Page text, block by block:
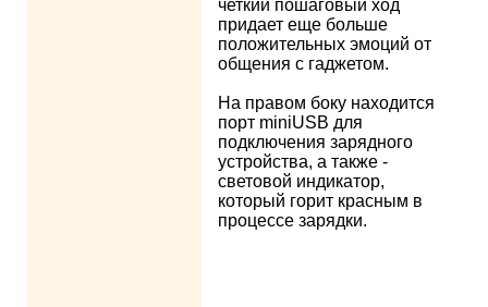
четкий пошаговый ход
придает еще больше
положительных эмоций от
общения с гаджетом.
На правом боку находится
порт miniUSB для
подключения зарядного
устройства, а также -
световой индикатор,
который горит красным в
процессе зарядки.